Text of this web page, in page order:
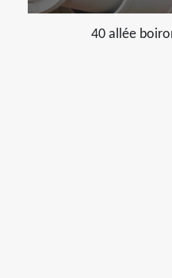
40 allée